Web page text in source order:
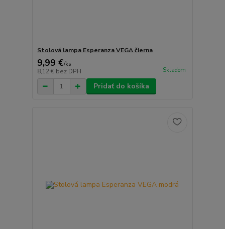
Stolová lampa Esperanza VEGA čierna
9,99 €/ks
8,12 € bez DPH Skladom
Pridať do košíka